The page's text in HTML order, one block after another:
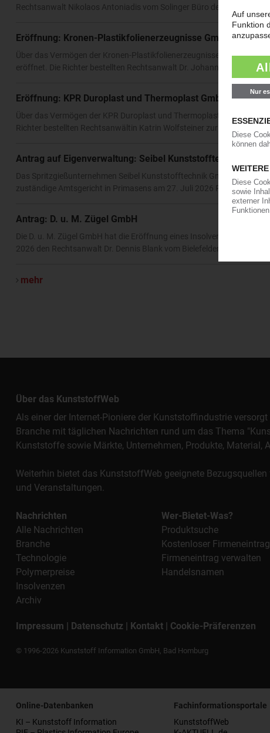
Rechtsanwalt Nikolaos Antoniadis vom Solinger Büro der Kanzlei
Eröffnung: Kronen-Plastikfolienerzeugnisse GmbH & Co KG
Über das Vermögen der Kronen-Plastikfolienerzeugnisse GmbH &
eröffnet. Die Richter bestellten Rechtsanwalt Dr. Johannes Hancke
Eröffnung: KPR Duroplast und Thermoplast GmbH
Über das Vermögen der KPR Duroplast und Thermoplast GmbH hat
Richter bestellten Rechtsanwältin Katrin Wolfsteiner zur
Antrag auf Eigenverwaltung: Seibel Kunststofftechnik GmbH
Das Spritzgießunternehmen Seibel Kunststofftechnik GmbH hat die
zuständige Amtsgericht in Primasens am 27. Juli 2026
Antrag: D. u. M. Zügel GmbH
Die D. u. M. Zügel GmbH hat die Eröffnung eines
2026 den Rechtsanwalt Dr. Dennis Blank vom Bielefelder Büro der
mehr
Über das KunststoffWeb
Als einer der Internet-Pioniere der Kunststoffindustrie
Branche mit täglichen Nachrichten rund um das Thema
Kunststoffe sowie Märkte, Unternehmen, Produkte, Material,
Weiterhin bietet das KunststoffWeb geeignete
und Veranstaltungen.
Nachrichten
Alle Nachrichten
Branche
Technologie
Polymerpreise
Insolvenzen
Archiv
Wer-Bietet-Was?
Produktsuche
Kostenloser Firmeneintrag
Firmeneintrag verwalten
Handelsnamen
Impressum | Datenschutz | Kontakt | Cookie-Präferenzen
© 1996-2026 Kunststoff Information GmbH, Bad Homburg
Online-Datenbanken
KI – Kunststoff Information
Fachinformationsportale
KunststoffWeb